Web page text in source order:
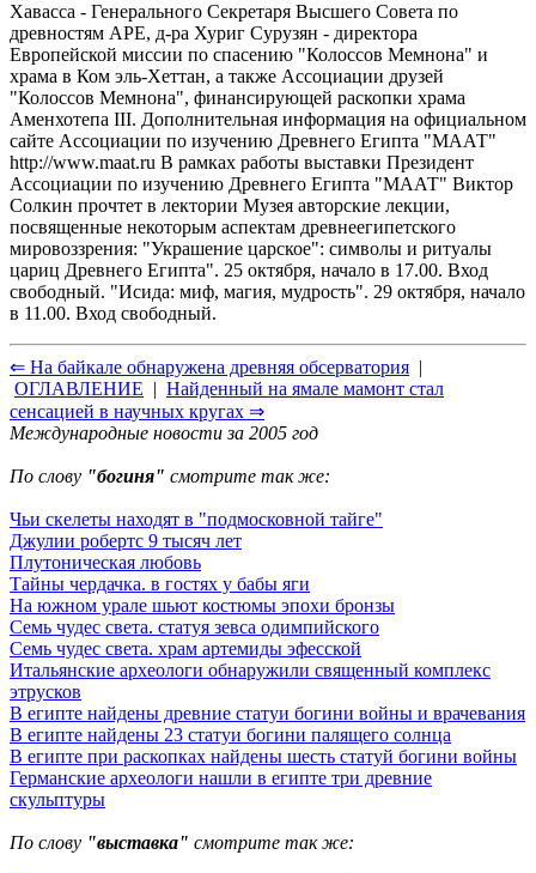
Хавасса - Генерального Секретаря Высшего Совета по
древностям АРЕ, д-ра Хуриг Сурузян - директора
Европейской миссии по спасению "Колоссов Мемнона" и
храма в Ком эль-Хеттан, а также Ассоциации друзей
"Колоссов Мемнона", финансирующей раскопки храма
Аменхотепа III. Дополнительная информация на официальном
сайте Ассоциации по изучению Древнего Египта "МААТ"
http://www.maat.ru В рамках работы выставки Президент
Ассоциации по изучению Древнего Египта "МААТ" Виктор
Солкин прочтет в лектории Музея авторские лекции,
посвященные некоторым аспектам древнеегипетского
мировоззрения: "Украшение царское": символы и ритуалы
цариц Древнего Египта". 25 октября, начало в 17.00. Вход
свободный. "Исида: миф, магия, мудрость". 29 октября, начало
в 11.00. Вход свободный.
⇐ На байкале обнаружена древняя обсерватория |
ОГЛАВЛЕНИЕ | Найденный на ямале мамонт стал
сенсацией в научных кругах ⇒
Международные новости за 2005 год
По слову "богиня" смотрите так же:
Чьи скелеты находят в "подмосковной тайге"
Джулии робертс 9 тысяч лет
Плутоническая любовь
Тайны чердачка. в гостях у бабы яги
На южном урале шьют костюмы эпохи бронзы
Семь чудес света. статуя зевса одимпийского
Семь чудес света. храм артемиды эфесской
Итальянские археологи обнаружили священный комплекс
этрусков
В египте найдены древние статуи богини войны и врачевания
В египте найдены 23 статуи богини палящего солнца
В египте при раскопках найдены шесть статуй богини войны
Германские археологи нашли в египте три древние
скульптуры
По слову "выставка" смотрите так же: